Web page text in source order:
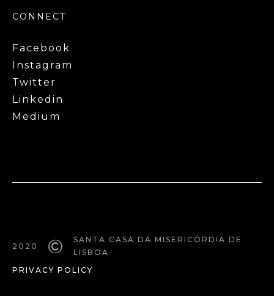
CONNECT
Facebook
Instagram
Twitter
Linkedin
Medium
2020 ©
SANTA CASA DA MISERICÓRDIA DE
LISBOA
PRIVACY POLICY